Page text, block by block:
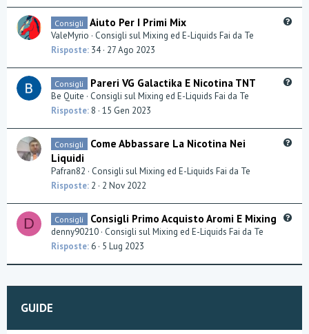
Consigli Aiuto Per I Primi Mix
ValeMyrio
Consigli sul Mixing ed E-Liquids Fai da Te
Risposte 34 27 Ago 2023
Consigli Pareri VG Galactika E Nicotina TNT
Be Quite
Consigli sul Mixing ed E-Liquids Fai da Te
Risposte 8 15 Gen 2023
i
Consigli
Come Abbassare La Nicotina Nei
Liquidi
Pafran82
Consigli sul Mixing ed E-Liquids Fai da Te
Risposte 2 2 Nov 2022
D
t
Consigli Consigli Primo Acquisto Aromi E Mixing
denny90210 Consigli sul Mixing ed E-Liquids Fai da Te
Risposte 6 5 Lug 2023
GUIDE